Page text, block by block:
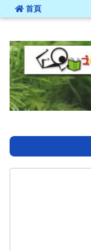
::: 首頁